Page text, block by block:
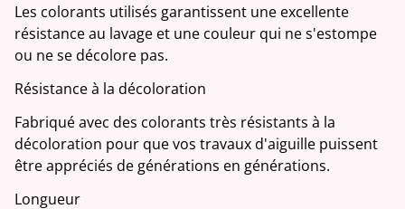
Les colorants utilisés garantissent une excellente
résistance au lavage et une couleur qui ne s'estompe
ou ne se décolore pas.
Résistance à la décoloration
Fabriqué avec des colorants très résistants à la
décoloration pour que vos travaux d'aiguille puissent
être appréciés de générations en générations.
Longueur